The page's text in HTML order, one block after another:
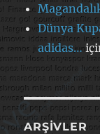
Dünya
adidas…
ARŞIVLER